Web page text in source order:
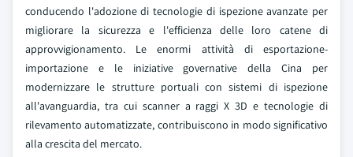
conducendo l'adozione di tecnologie di ispezione avanzate per
migliorare la sicurezza e l'efficienza delle loro catene di
approvvigionamento. Le enormi attività di esportazione-
importazione e le iniziative governative della Cina per
modernizzare le strutture portuali con sistemi di ispezione
all'avanguardia, tra cui scanner a raggi X 3D e tecnologie di
rilevamento automatizzate, contribuiscono in modo significativo
alla crescita del mercato.